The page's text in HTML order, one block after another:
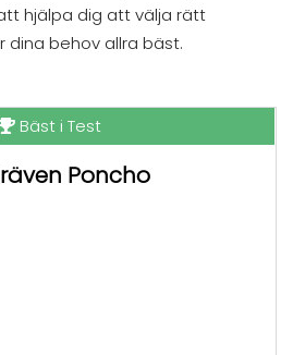
hjälpa dig att välja rätt
dina behov allra bäst.
Bäst i Test
Poncho